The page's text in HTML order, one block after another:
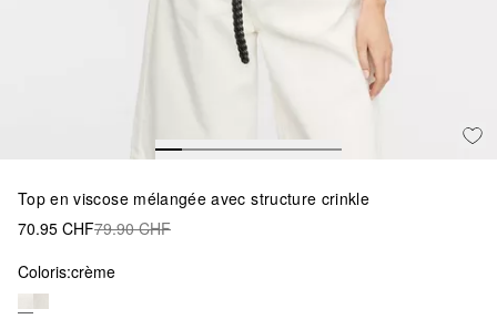
Top en viscose mélangée avec structure crinkle
70.95 CHF79.90 CHF
Coloris:crème